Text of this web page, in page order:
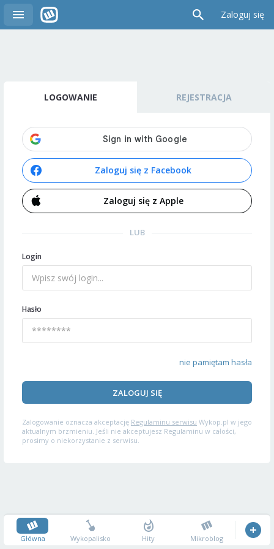
Zaloguj się
LOGOWANIE REJESTRACJA
Zaloguj się z Facebook
Zaloguj się z Apple
LUB
Login
Hasło
nie pamiętam hasła
ZALOGUJ SIĘ
Zalogowanie oznacza akceptację Regulaminu serwisu Wykop.pl w jego
aktualnym brzmieniu. Jeśli nie akceptujesz Regulaminu w całości,
prosimy o niekorzystanie z serwisu.
Główna Wykopalisko Hity Mikroblog